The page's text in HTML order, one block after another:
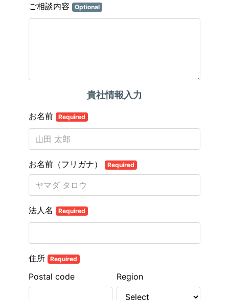
ご相談内容 Optional
貴社情報入力
お名前 Required
お名前（フリガナ） Required
法人名 Required
住所 Required
Postal code Region